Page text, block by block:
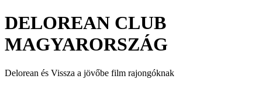
DELOREAN CLUB
MAGYARORSZÁG
Delorean és Vissza a jövőbe film rajongóknak